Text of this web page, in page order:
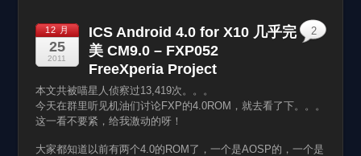
12 月
25
2011
ICS Android 4.0 for X10 几乎完
美 CM9.0 – FXP052
FreeXperia Project
本文共被喵星人侦察过13,419次。。。
今天在群里听见机油们讨论FXP的4.0ROM，就去看了下。。。
这一看不要紧，给我激动的呀！
大家都知道以前有两个4.0的ROM了，一个是AOSP的，一个是
2